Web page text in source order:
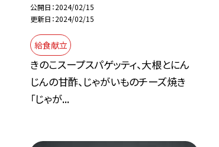
公開日 2024/02/15
更新日 2024/02/15
給食献立
きのこスープスパゲッティ、大根とにん
じんの甘酢、じゃがいものチーズ焼き
「じゃが...